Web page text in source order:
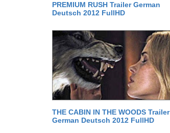
PREMIUM RUSH Trailer German
Deutsch 2012 FullHD
THE CABIN IN THE WOODS Trailer
German Deutsch 2012 FullHD